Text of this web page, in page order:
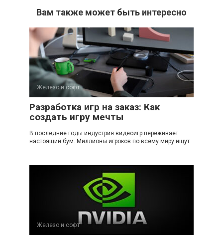
Вам также может быть интересно
Железо и софт
Разработка игр на заказ: Как
создать игру мечты
В последние годы индустрия видеоигр переживает
настоящий бум. Миллионы игроков по всему миру ищут
Железо и софт